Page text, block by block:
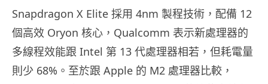
Snapdragon X Elite 採用 4nm 製程技術，配備 12
個高效 Oryon 核心，Qualcomm 表示新處理器的
多線程效能跟 Intel 第 13 代處理器相若，但耗電量
則少 68%。至於跟 Apple 的 M2 處理器比較，